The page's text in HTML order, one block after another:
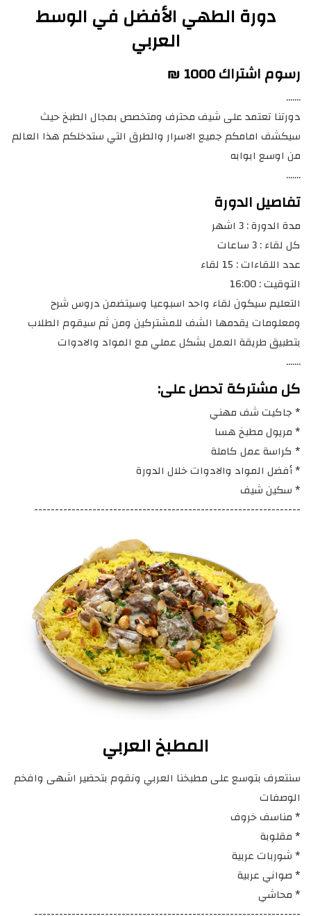
دورة الطهي الأفضل في الوسط
العربي
رسوم اشتراك 1000 ₪
…….
دورتنا تعتمد على شيف محترف ومتخصص بمجال الطبخ حيث
سيكشف امامكم جميع الاسرار والطرق التي ستدخلكم هذا العالم
من اوسع ابوابه
…….
تفاصيل الدورة
مدة الدورة : 3 اشهر
كل لقاء : 3 ساعات
عدد اللقاءات : 15 لقاء
التوقيت : 16:00
التعليم سيكون لقاء واحد اسبوعيا وسيتضمن دروس شرح
ومعلومات يقدمها الشف للمشتركين ومن ثم سيقوم الطلاب
بتطبيق طريقة العمل بشكل عملي مع المواد والادوات
…….
كل مشتركة تحصل على:
* جاكيت شف مهني
* مريول مطبخ هسا
* كراسة عمل كاملة
* أفضل المواد والادوات خلال الدورة
* سكين شيف
----------------------------------------------------------------
المطبخ العربي
سنتعرف بتوسع على مطبخنا العربي ونقوم بتحضير اشهى وافخم
الوصفات
* مناسف خروف
* مقلوبة
* شوربات عربية
* صواني عربية
* محاشي